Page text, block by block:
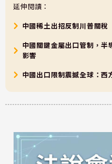
延伸閱讀：
中國稀土出招反制川普關
中國關鍵金屬出口管制，半
影響
中國出口限制震撼全球：西